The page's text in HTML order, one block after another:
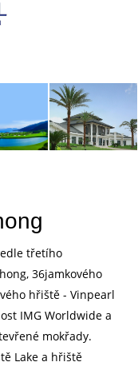
třetího
36jamkového
hřiště - Vinpearl
IMG Worldwide a
mokřady.
Lake a hřiště